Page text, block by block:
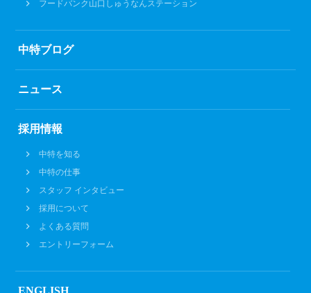
フードバンク山口しゅうなんステーション
中特ブログ
ニュース
採用情報
中特を知る
中特の仕事
スタッフ インタビュー
採用について
よくある質問
エントリーフォーム
ENGLISH